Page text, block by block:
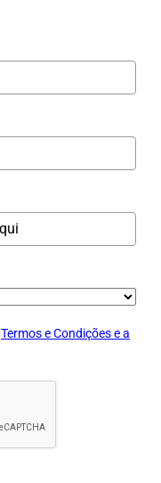
Termos e Condições e a